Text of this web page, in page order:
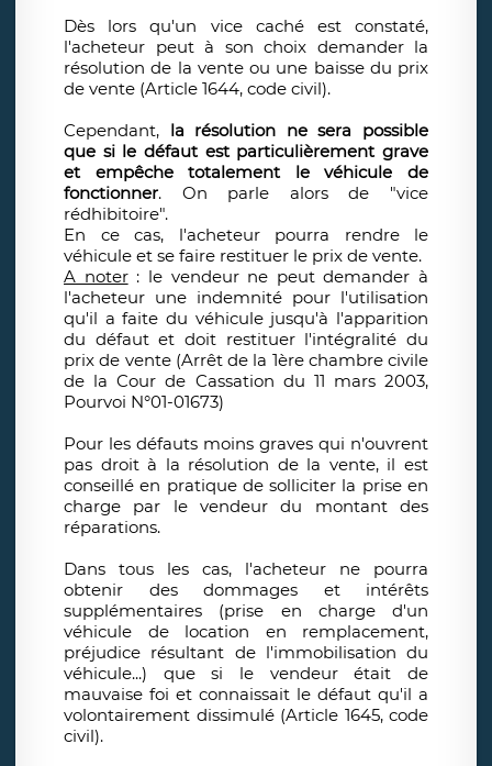
Dès lors qu'un vice caché est constaté,
l'acheteur peut à son choix demander la
résolution de la vente ou une baisse du prix
de vente (Article 1644, code civil).
Cependant, la résolution ne sera possible
que si le défaut est particulièrement grave
et empêche totalement le véhicule de
fonctionner. On parle alors de "vice
rédhibitoire".
En ce cas, l'acheteur pourra rendre le
véhicule et se faire restituer le prix de vente.
A noter: le vendeur ne peut demander à
l'acheteur une indemnité pour l'utilisation
qu'il a faite du véhicule jusqu'à l'apparition
du défaut et doit restituer l'intégralité du
prix de vente (Arrêt de la 1ère chambre civile
de la Cour de Cassation du 11 mars 2003,
Pourvoi N°01-01673)
Pour les défauts moins graves qui n'ouvrent
pas droit à la résolution de la vente, il est
conseillé en pratique de solliciter la prise en
charge par le vendeur du montant des
réparations.
Dans tous les cas, l'acheteur ne pourra
obtenir des dommages et intérêts
supplémentaires (prise en charge d'un
véhicule de location en remplacement,
préjudice résultant de l'immobilisation du
véhicule...) que si le vendeur était de
mauvaise foi et connaissait le défaut qu'il a
volontairement dissimulé (Article 1645, code
civil).